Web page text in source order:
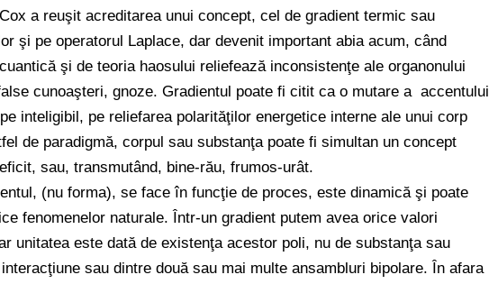
a reuşit acreditarea unui concept, cel de gradient termic sau
şi pe operatorul Laplace, dar devenit important abia acum, când
şi de teoria haosului reliefează inconsistenţe ale organonului
cunoaşteri, gnoze. Gradientul poate fi citit ca o mutare a accentului
inteligibil, pe reliefarea polarităţilor energetice interne ale unui corp
de paradigmă, corpul sau substanţa poate fi simultan un concept
sau, transmutând, bine-rău, frumos-urât.
(nu forma), se face în funcţie de proces, este dinamică şi poate
fenomenelor naturale. Într-un gradient putem avea orice valori
unitatea este dată de existenţa acestor poli, nu de substanţa sau
sau dintre două sau mai multe ansambluri bipolare. În afara